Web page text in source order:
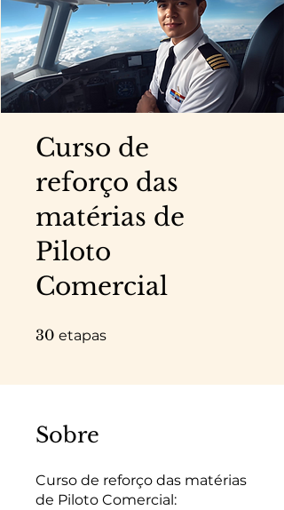
Curso de
reforço das
matérias de
Piloto
Comercial
30 etapas
Sobre
Curso de reforço das matérias
de Piloto Comercial: